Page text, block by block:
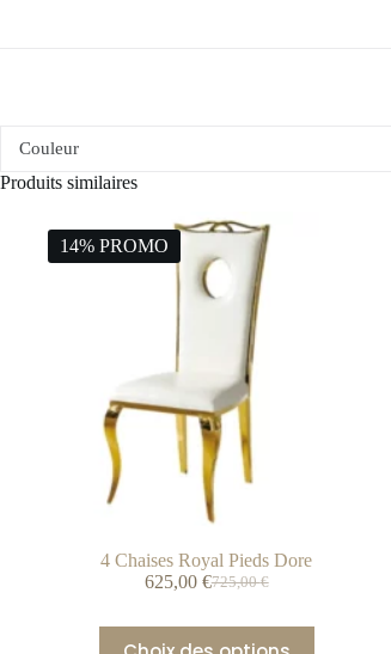
Couleur
Produits similaires
14% PROMO
4 Chaises Royal Pieds Dore
725,00€
625,00 €